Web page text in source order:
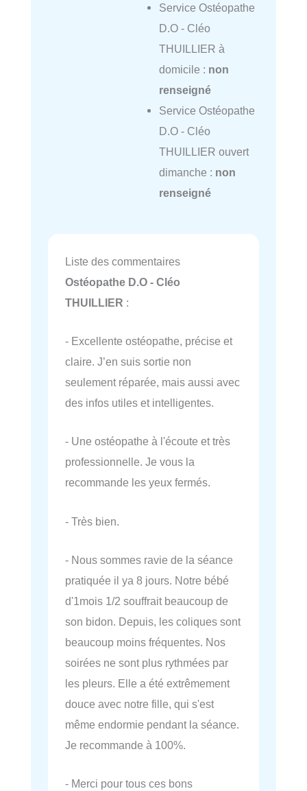
Service Ostéopathe
D.O - Cléo
THUILLIER à
domicile : non
renseigné
Service Ostéopathe
D.O - Cléo
THUILLIER ouvert
dimanche : non
renseigné
Liste des commentaires
Ostéopathe D.O - Cléo
THUILLIER :
- Excellente ostéopathe, précise et
claire. J’en suis sortie non
seulement réparée, mais aussi avec
des infos utiles et intelligentes.
- Une ostéopathe à l'écoute et très
professionnelle. Je vous la
recommande les yeux fermés.
- Très bien.
- Nous sommes ravie de la séance
pratiquée il ya 8 jours. Notre bébé
d'1mois 1/2 souffrait beaucoup de
son bidon. Depuis, les coliques sont
beaucoup moins fréquentes. Nos
soirées ne sont plus rythmées par
les pleurs. Elle a été extrêmement
douce avec notre fille, qui s'est
même endormie pendant la séance.
Je recommande à 100%.
- Merci pour tous ces bons